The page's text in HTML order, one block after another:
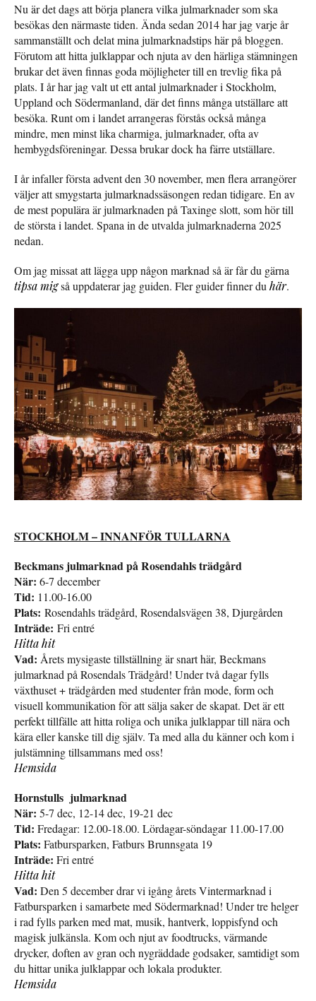
Nu är det dags att börja planera vilka julmarknader som ska
besökas den närmaste tiden. Ända sedan 2014 har jag varje år
sammanställt och delat mina julmarknadstips här på bloggen.
Förutom att hitta julklappar och njuta av den härliga stämningen
brukar det även finnas goda möjligheter till en trevlig fika på
plats. I år har jag valt ut ett antal julmarknader i Stockholm,
Uppland och Södermanland, där det finns många utställare att
besöka. Runt om i landet arrangeras förstås också många
mindre, men minst lika charmiga, julmarknader, ofta av
hembygdsföreningar. Dessa brukar dock ha färre utställare.
I år infaller första advent den 30 november, men flera arrangörer
väljer att smygstarta julmarknadssäsongen redan tidigare. En av
de mest populära är julmarknaden på Taxinge slott, som hör till
de största i landet. Spana in de utvalda julmarknaderna 2025
nedan.
Om jag missat att lägga upp någon marknad så är får du gärna
tipsa migså uppdaterar jag guiden. Fler guider finner du här.
STOCKHOLM – INNANFÖR TULLARNA
Beckmans julmarknad på Rosendahls trädgård
När: 6-7 december
Tid: 11.00-16.00
Plats: Rosendahls trädgård, Rosendalsvägen 38, Djurgården
Inträde: Fri entré
Hitta hit
Vad: Årets mysigaste tillställning är snart här, Beckmans
julmarknad på Rosendals Trädgård! Under två dagar fylls
växthuset + trädgården med studenter från mode, form och
visuell kommunikation för att sälja saker de skapat. Det är ett
perfekt tillfälle att hitta roliga och unika julklappar till nära och
kära eller kanske till dig själv. Ta med alla du känner och kom i
julstämning tillsammans med oss!
Hemsida
Hornstulls julmarknad
När: 5-7 dec, 12-14 dec, 19-21 dec
Tid: Fredagar: 12.00-18.00. Lördagar-söndagar 11.00-17.00
Plats: Fatbursparken, Fatburs Brunnsgata 19
Inträde: Fri entré
Hitta hit
Vad: Den 5 december drar vi igång årets Vintermarknad i
Fatbursparken i samarbete med Södermarknad! Under tre helger
i rad fylls parken med mat, musik, hantverk, loppisfynd och
magisk julkänsla. Kom och njut av foodtrucks, värmande
drycker, doften av gran och nygräddade godsaker, samtidigt som
du hittar unika julklappar och lokala produkter.
Hemsida